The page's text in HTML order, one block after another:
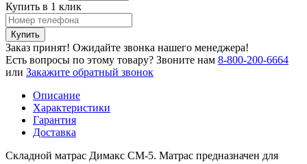
Купить в 1 клик
Купить
Заказ принят! Ожидайте звонка нашего менеджера!
Есть вопросы по этому товару? Звоните нам 8-800-200-6664
или Закажите обратный звонок
Описание
Характеристики
Гарантия
Доставка
Складной матрас Димакс СМ-5. Матрас предназначен для